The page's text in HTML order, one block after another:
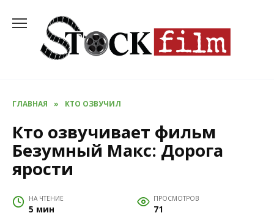
содержанию
ГЛАВНАЯ » КТО ОЗВУЧИЛ
Кто озвучивает фильм
Безумный Макс: Дорога
ярости
НА ЧТЕНИЕ
5 мин
ПРОСМОТРОВ
71